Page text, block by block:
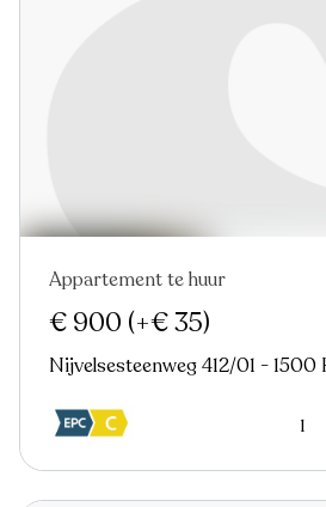
Nieuw
Appartement te huur
€ 900 (+€ 35)
Nijvelsesteenweg 412/01 - 1500
1